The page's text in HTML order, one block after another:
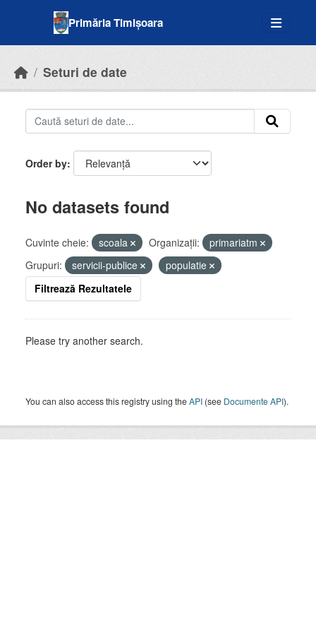
Primăria Timișoara
Seturi de date
Order by
No datasets found
Cuvinte cheie: scoala Organizații:
primariatm
Grupuri:
servicii-publice
populatie
Filtrează Rezultatele
Please try another search.
You can also access this registry using theAPI (see Documente API).